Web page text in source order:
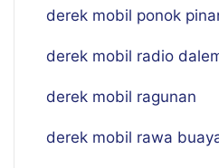
derek mobil ponok
derek mobil radio
derek mobil ragunan
derek mobil rawa